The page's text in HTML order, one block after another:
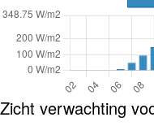
Zicht verwachting